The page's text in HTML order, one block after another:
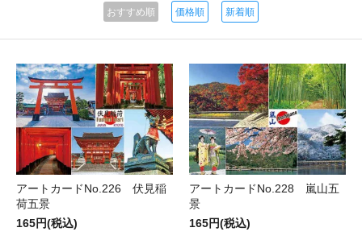
おすすめ順 価格順 新着順
アートカードNo.226 伏見稲
荷五景
165円(税込)
アートカードNo.228 嵐山五
景
165円(税込)